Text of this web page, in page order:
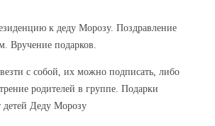
к деду Морозу. Поздравление
Вручение подарков.
с собой, их можно подписать, либо
родителей в группе. Подарки
детей Деду Морозу